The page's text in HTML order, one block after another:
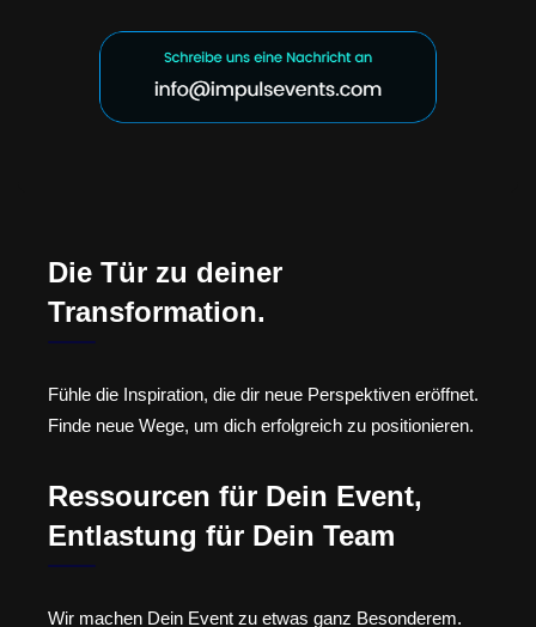
Die Tür zu deiner
Transformation.
Fühle die Inspiration, die dir neue Perspektiven eröffnet.
Finde neue Wege, um dich erfolgreich zu positionieren.
Ressourcen für Dein Event,
Entlastung für Dein Team
Wir machen Dein Event zu etwas ganz Besonderem.